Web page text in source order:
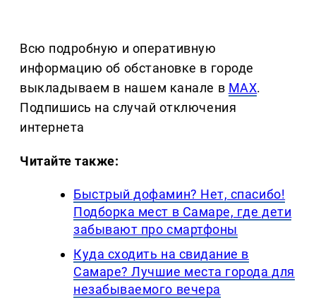
Всю подробную и оперативную
информацию об обстановке в городе
выкладываем в нашем канале в MAX.
Подпишись на случай отключения
интернета
Читайте также:
Быстрый дофамин? Нет, спасибо!
Подборка мест в Самаре, где дети
забывают про смартфоны
Куда сходить на свидание в
Самаре? Лучшие места города для
незабываемого вечера